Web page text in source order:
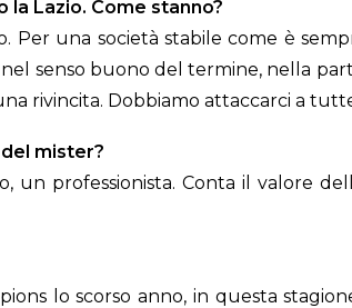
la Lazio. Come stanno?
una società stabile come è
senso buono del termine, nella
rivincita. Dobbiamo attaccarci a
mister?
un professionista. Conta il valore
lo scorso anno, in questa